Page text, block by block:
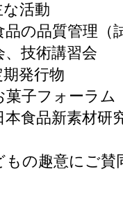
な活動
の品質管理（
、技術講習会
期発行物
子フォーラム
食品新素材研
もの趣意にご賛